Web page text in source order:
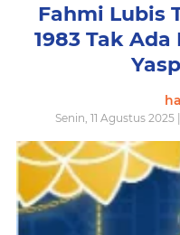
Fahmi Lubis
1983 Tak
Senin, 11 Agustus 2025